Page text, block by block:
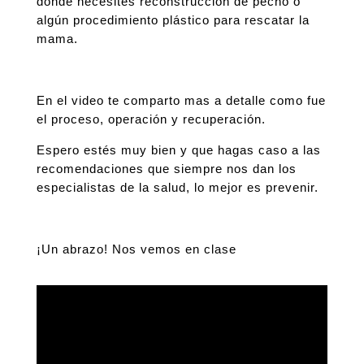
algún procedimiento plástico para rescatar la
mama.
En el video te comparto mas a detalle como fue
el proceso, operación y recuperación.
Espero estés muy bien y que hagas caso a las
recomendaciones que siempre nos dan los
especialistas de la salud, lo mejor es prevenir.
¡Un abrazo! Nos vemos en clase